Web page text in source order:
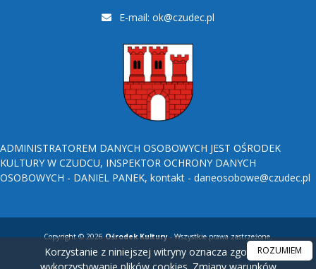
E-mail: ok@czudec.pl
ADMINISTRATOREM DANYCH OSOBOWYCH JEST OŚRODEK
KULTURY W CZUDCU, INSPEKTOR OCHRONY DANYCH
OSOBOWYCH - DANIEL PANEK, kontakt - daneosobowe@czudec.pl
Copyright © 2026Ośrodek Kultury- Wszystkie prawa zastrzeżone.
Korzystanie z niniejszej witryny oznacza zgodę naROZUMIEM